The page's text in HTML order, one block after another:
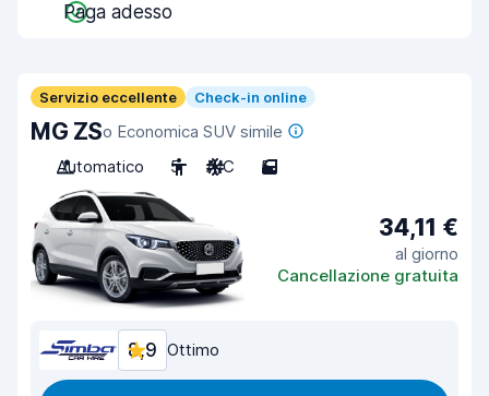
Paga adesso
Servizio eccellente Check-in online
MG ZSo Economica SUV simile
Automatico
5 A/C 5
34,11 €
al giorno
Cancellazione gratuita
8,9 Ottimo